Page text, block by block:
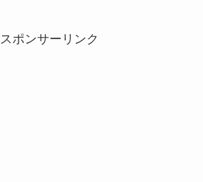
スポンサーリンク